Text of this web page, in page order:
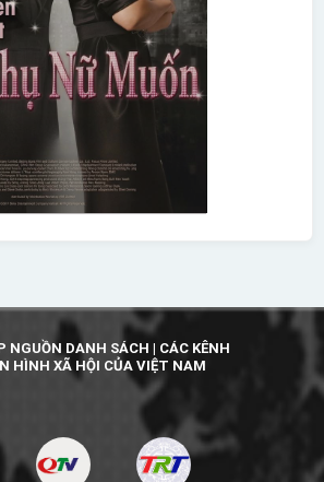
NGUỒN DANH SÁCH | CÁC KÊNH
HÌNH XÃ HỘI CỦA VIỆT NAM